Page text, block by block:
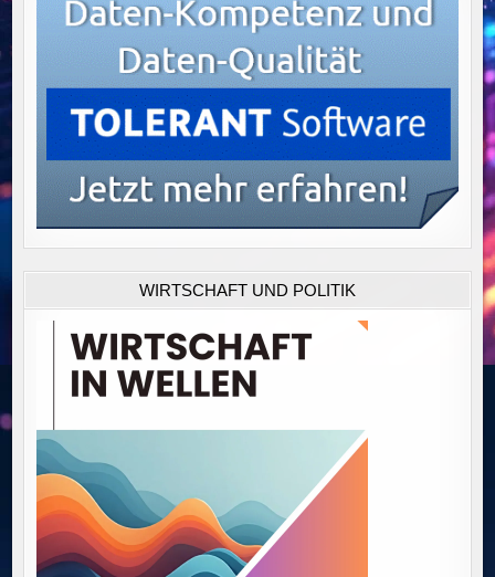
WIRTSCHAFT UND POLITIK